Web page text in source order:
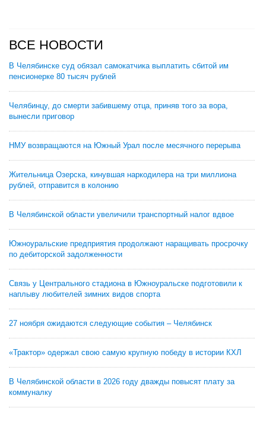
ВСЕ НОВОСТИ
В Челябинске суд обязал самокатчика выплатить сбитой им
пенсионерке 80 тысяч рублей
Челябинцу, до смерти забившему отца, приняв того за вора,
вынесли приговор
НМУ возвращаются на Южный Урал после месячного перерыва
Жительница Озерска, кинувшая наркодилера на три миллиона
рублей, отправится в колонию
В Челябинской области увеличили транспортный налог вдвое
Южноуральские предприятия продолжают наращивать просрочку
по дебиторской задолженности
Связь у Центрального стадиона в Южноуральске подготовили к
наплыву любителей зимних видов спорта
27 ноября ожидаются следующие события – Челябинск
«Трактор» одержал свою самую крупную победу в истории КХЛ
В Челябинской области в 2026 году дважды повысят плату за
коммуналку